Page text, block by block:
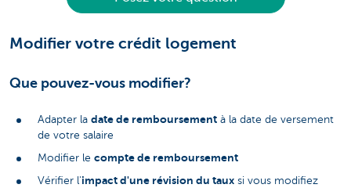
Modifier votre crédit logement
Que pouvez-vous modifier?
Adapter la date de remboursement à la date de versement
de votre salaire
Modifier le compte de remboursement
Vérifier l'impact d'une révision du taux si vous modifiez